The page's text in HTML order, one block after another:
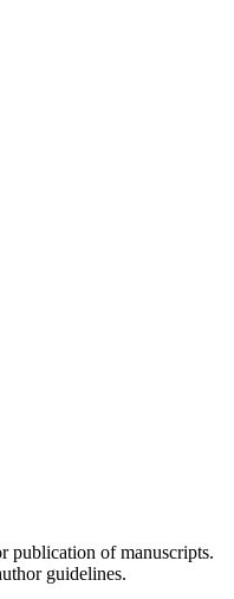
publication of manuscripts.
guidelines.